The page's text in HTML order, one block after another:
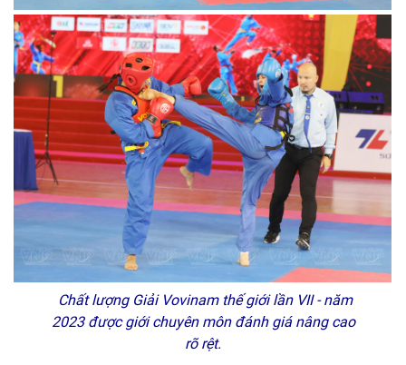
Chất lượng Giải Vovinam thế giới lần VII - năm
2023 được giới chuyên môn đánh giá nâng cao
rõ rệt.